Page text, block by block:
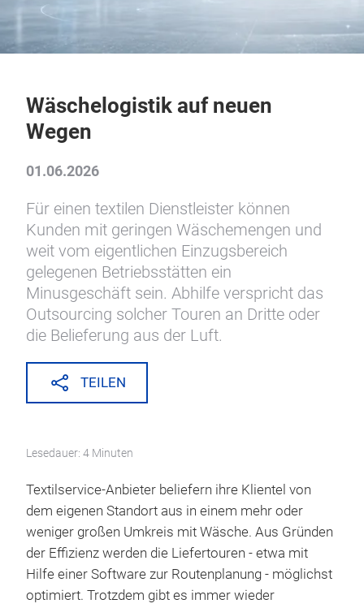
Wäschelogistik auf neuen
Wegen
01.06.2026
Für einen textilen Dienstleister können
Kunden mit geringen Wäschemengen und
weit vom eigentlichen Einzugsbereich
gelegenen Betriebsstätten ein
Minusgeschäft sein. Abhilfe verspricht das
Outsourcing solcher Touren an Dritte oder
die Belieferung aus der Luft.
TEILEN
Lesedauer: 4 Minuten
Textilservice-Anbieter beliefern ihre Klientel von
dem eigenen Standort aus in einem mehr oder
weniger großen Umkreis mit Wäsche. Aus Gründen
der Effizienz werden die Liefertouren - etwa mit
Hilfe einer Software zur Routenplanung - möglichst
optimiert. Trotzdem gibt es immer wieder